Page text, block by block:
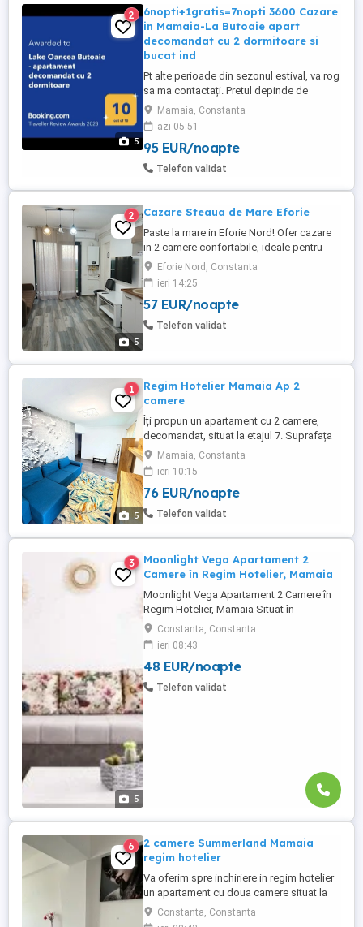
5
2
6nopti+1gratis=7nopti 3600 Cazare
in Mamaia-La Butoaie apart
decomandat cu 2 dormitoare si
bucat ind
Pt alte perioade din sezonul estival, va rog
sa ma contactați. Pretul depinde de
perioada pe care o doriti si de nr de nopți.
Preturile sunt pentru ocuparea
apartamentului de catre max 4 persoane.
Pentru 5 persoane se mai adauga 50 de lei
pe noapte. Capacitatea maximă de cazare
Mamaia, Constanta
azi 05:51
95 EUR/noapte
Telefon validat
5
2 Cazare Steaua de Mare Eforie
Paste la mare in Eforie Nord! Ofer cazare
in 2 camere confortabile, ideale pentru
Sarbatorile Pascale. Locatie placuta,
aproape de mare, perfecta pentru relaxare
alaturi de familie sau prieteni. Locuri
limitate. Rezervari din timp! Pentru detalii si
pret, mesaj in privat. Restaurante :
Eforie Nord, Constanta
ieri 14:25
57 EUR/noapte
Telefon validat
5
1
Regim Hotelier Mamaia Ap 2
camere
Îți propun un apartament cu 2 camere,
decomandat, situat la etajul 7. Suprafața
utilă este de 65 mp, iar finisajele sunt de
calitate superioară. Livingul și dormitorul
beneficiază de multă lumină naturală,
având pardoseli din laminat și lemn.
Bucătăria este dotată cu pardoseală din
Mamaia, Constanta
ieri 10:15
76 EUR/noapte
Telefon validat
5
3
Moonlight Vega Apartament 2
Camere în Regim Hotelier, Mamaia
Moonlight Vega Apartament 2 Camere în
Regim Hotelier, Mamaia Situat în
Moonlight Residence, zona Vega
Statiunea Mamaia Tarif orientativ: 250
RON noapte Cauți o cazare modernă și
confortabilă la malul mării, perfectă pentru
tine și familia ta? Îți prezentăm Moon Light
Constanta, Constanta
ieri 08:43
48 EUR/noapte
Telefon validat
6
2 camere Summerland Mamaia
regim hotelier
Va oferim spre inchiriere in regim hotelier
un apartament cu doua camere situat la
Summerland Residence - Mamaia
Apartamentul are o suprafata de 65 mp si
Constanta, Constanta